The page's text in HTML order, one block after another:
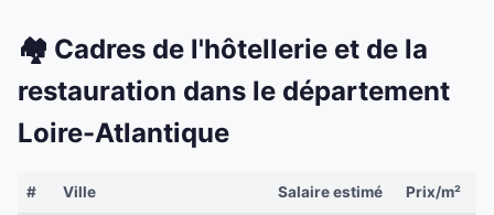
🏘️ Cadres de l'hôtellerie et de la
restauration dans le département
Loire-Atlantique
# Ville Salaire estimé Prix/m²